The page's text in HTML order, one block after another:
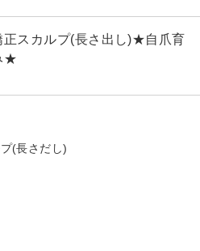
スカルプ(長さ出し)★自爪育
★
(長さだし)